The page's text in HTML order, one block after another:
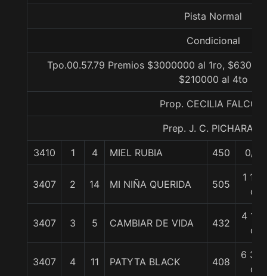
Pista Normal
Condicional
Tpo.00.57.79 Premios $3000000 al 1ro,
$210000 al 4to
Prop. CECILIA FALCONI
Prep. J. C. PICHARA J.
3410 1 4 MIEL RUBIA 450 0/0
3407 2 14 MI NIÑA QUERIDA 505
1 1/2
c
3407 3 5 CAMBIAR DE VIDA 432
4 1/2
c
3407 4 11 PATYTA BLACK 408
6 3/4
c